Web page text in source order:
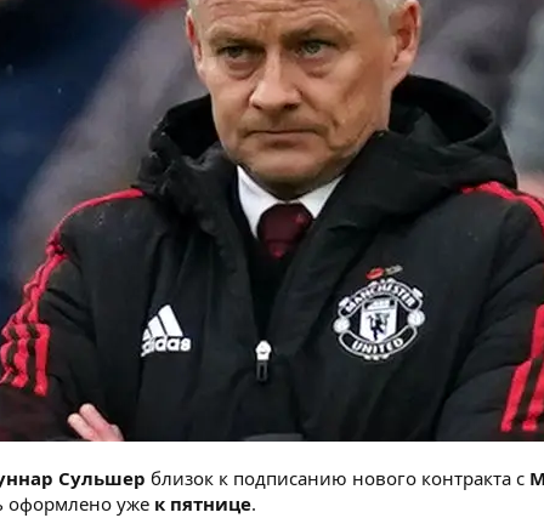
Сульшер близок к подписанию нового контракта с
оформлено уже к пятнице.